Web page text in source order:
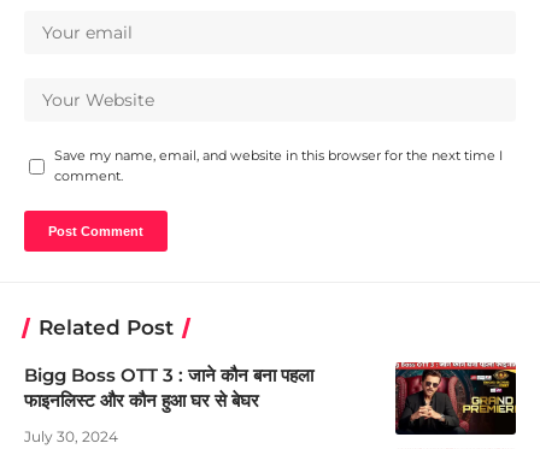
Save my name, email, and website in this browser for the next time I
comment.
Related Post
Bigg Boss OTT 3 : जाने कौन बना पहला
फाइनलिस्ट और कौन हुआ घर से बेघर
July 30, 2024